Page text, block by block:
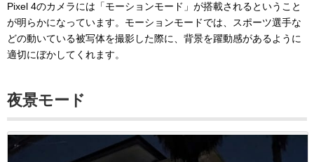
Pixel 4のカメラには「モーションモード」が搭載されるということ
が明らかになっています。モーションモードでは、スポーツ選手な
どの動いている被写体を撮影した際に、背景を躍動感があるように
適切にぼかしてくれます。
夜景モード